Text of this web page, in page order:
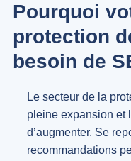
Pourquoi
protection
besoin de
Le secteur de la
pleine expansion et
d’augmenter. Se
recommandations